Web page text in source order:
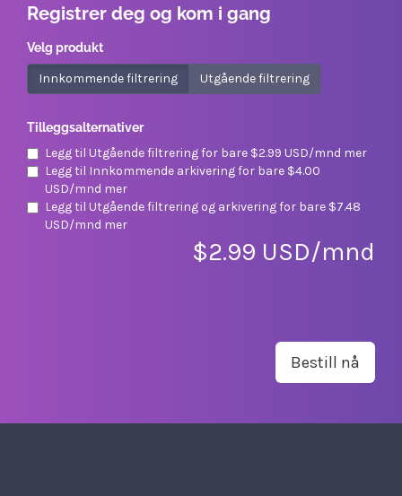
Registrer deg og kom i gang
Velg produkt
Innkommende filtrering Utgående filtrering
Tilleggsalternativer
Legg til Utgående filtrering for bare $2.99 USD/mnd mer
Legg til Innkommende arkivering for bare $4.00
USD/mnd mer
Legg til Utgående filtrering og arkivering for bare $7.48
USD/mnd mer
$2.99 USD/mnd
Bestill nå